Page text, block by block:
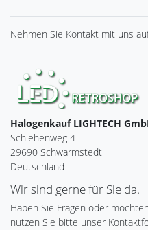
Nehmen Sie Kontakt mit uns
Halogenkauf LIGHTECH
Schlehenweg 4
29690 Schwarmstedt
Deutschland
Wir sind gerne für Sie da.
Haben Sie Fragen oder
nutzen Sie bitte unser